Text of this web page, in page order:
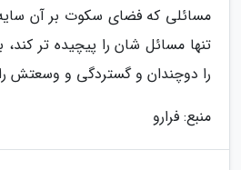
مسائلی که فضای سکوت بر آن سایه
تنها مسائل شان را پیچیده تر
را دوچندان و گستردگی و وسعتش
منبع: فرارو